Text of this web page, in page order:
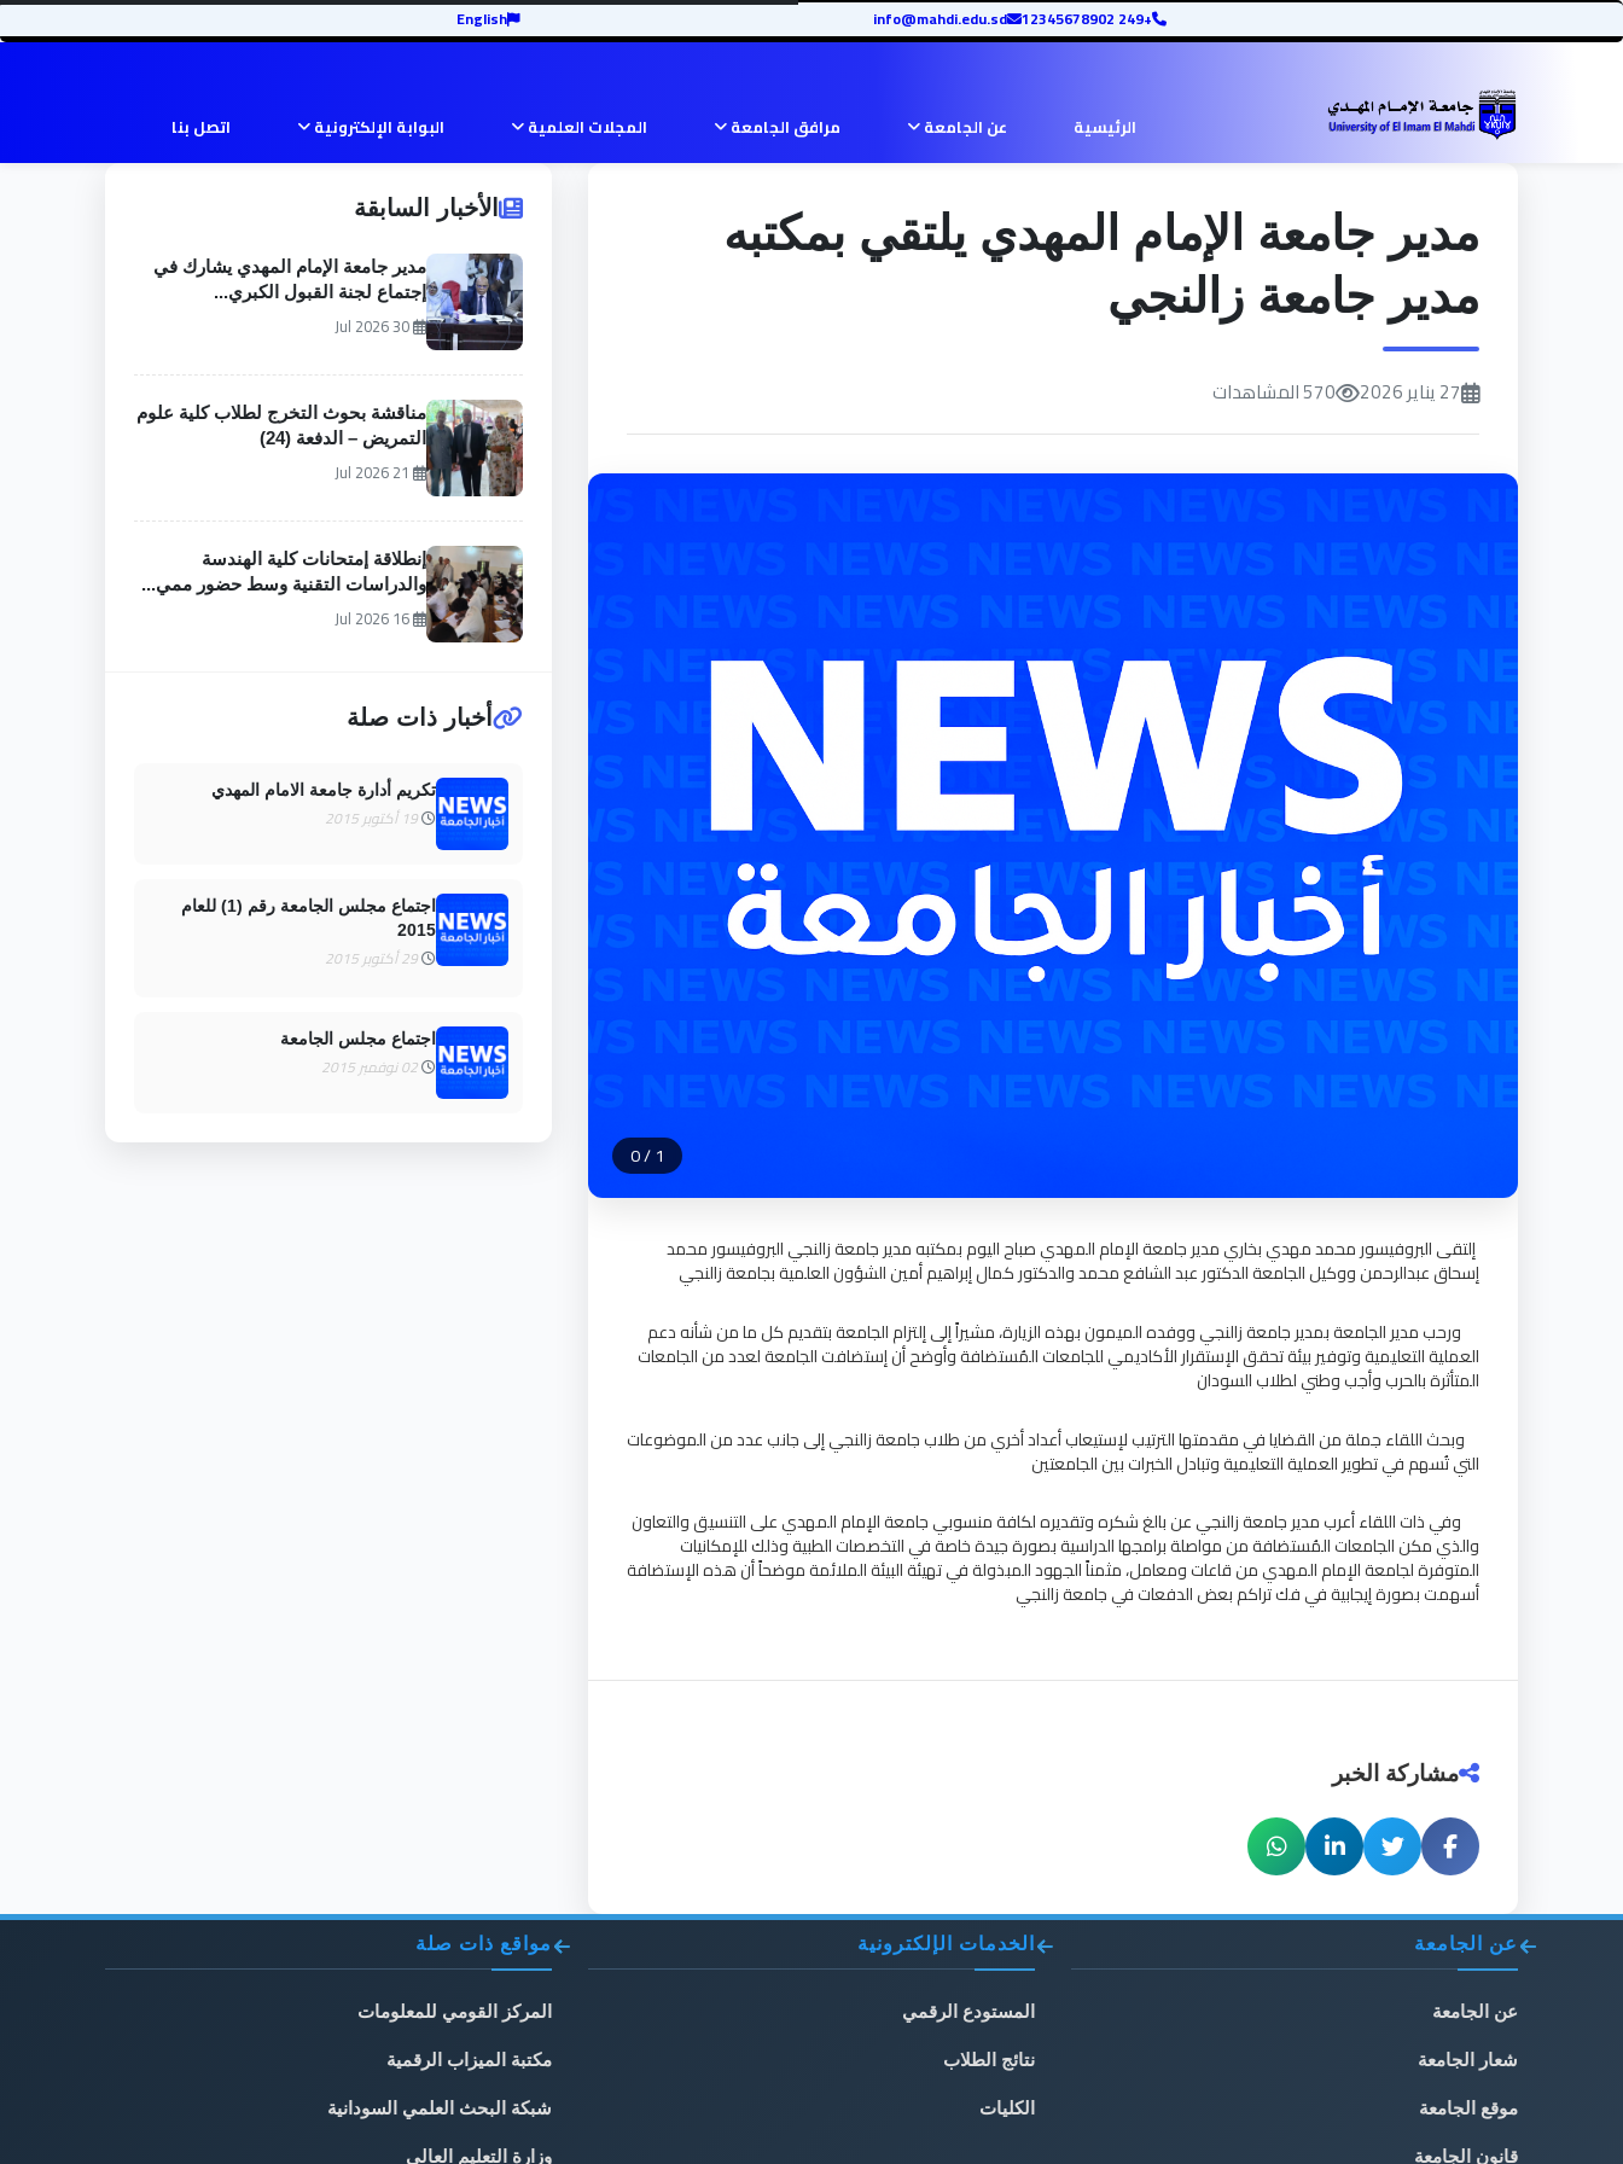
+249 12345678902
info@mahdi.edu.sd
English
الرئيسية عن الجامعة مرافق الجامعة المجلات العلمية البوابة الإلكترونية اتصل بنا
مدير جامعة الإمام المهدي يلتقي بمكتبه
مدير جامعة زالنجي
27 يناير 2026 570 المشاهدات
1
/
0
إلتقى البروفيسور محمد مهدي بخاري مدير جامعة الإمام المهدي صباح اليوم بمكتبه مدير جامعة زالنجي البروفيسور محمد
إسحاق عبدالرحمن ووكيل الجامعة الدكتور عبد الشافع محمد والدكتور كمال إبراهيم أمين الشؤون العلمية بجامعة زالنجي
ورحب مدير الجامعة بمدير جامعة زالنجي ووفده الميمون بهذه الزيارة، مشيراً إلى إلتزام الجامعة بتقديم كل ما من شأنه دعم
العملية التعليمية وتوفير بيئة تحقق الإستقرار الأكاديمي للجامعات المُستضافة وأوضح أن إستضافت الجامعة لعدد من الجامعات
المتأثرة بالحرب وأجب وطني لطلاب السودان
وبحث اللقاء جملة من القضايا في مقدمتها الترتيب لإستيعاب أعداد أخري من طلاب جامعة زالنجي إلى جانب عدد من الموضوعات
التي تُسهم في تطوير العملية التعليمية وتبادل الخبرات بين الجامعتين
وفي ذات اللقاء أعرب مدير جامعة زالنجي عن بالغ شكره وتقديره لكافة منسوبي جامعة الإمام المهدي على التنسيق والتعاون
والذي مكن الجامعات المُستضافة من مواصلة برامجها الدراسية بصورة جيدة خاصة في التخصصات الطبية وذلك للإمكانيات
المتوفرة لجامعة الإمام المهدي من قاعات ومعامل، مثمناً الجهود المبذولة في تهيئة البيئة الملائمة موضحاً أن هذه الإستضافة
أسهمت بصورة إيجابية في فك تراكم بعض الدفعات في جامعة زالنجي
مشاركة الخبر
الأخبار السابقة
مدير جامعة الإمام المهدي يشارك في
إجتماع لجنة القبول الكبري...
مناقشة بحوث التخرج لطلاب كلية علوم
التمريض – الدفعة (24)
إنطلاقة إمتحانات كلية الهندسة
والدراسات التقنية وسط حضور ممي...
أخبار ذات صلة
تكريم أدارة جامعة الامام المهدي
19 أكتوبر 2015
اجتماع مجلس الجامعة رقم (1) للعام
2015
29 أكتوبر 2015
اجتماع مجلس الجامعة
02 نوفمبر 2015
عن الجامعة
عن الجامعة
شعار الجامعة
موقع الجامعة
قانون الجامعة
الخدمات الإلكترونية
المستودع الرقمي
نتائج الطلاب
الكليات
مواقع ذات صلة
المركز القومي للمعلومات
مكتبة الميزاب الرقمية
شبكة البحث العلمي السودانية
وزارة التعليم العالي